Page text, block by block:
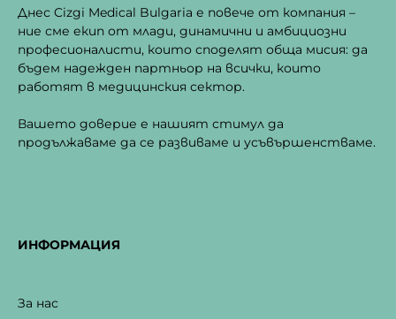
Днес Cizgi Medical Bulgaria е повече от компания –
ние сме екип от млади, динамични и амбициозни
професионалисти, които споделят обща мисия: да
бъдем надежден партньор на всички, които
работят в медицинския сектор.
Вашето доверие е нашият стимул да
продължаваме да се развиваме и усъвършенстваме.
ИНФОРМАЦИЯ
За нас